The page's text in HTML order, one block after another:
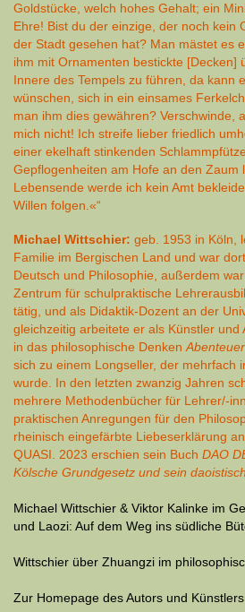
Goldstücke, welch hohes Gehalt; ein
Ehre! Bist du der einzige, der noch kein
der Stadt gesehen hat? Man mästet es
ihm mit Ornamenten bestickte [Decken]
Innere des Tempels zu führen, da kann
wünschen, sich in ein einsames
man ihm dies gewähren? Verschwinde,
mich nicht! Ich streife lieber friedlich
einer ekelhaft stinkenden
Gepflogenheiten am Hofe an den Zaum
Lebensende werde ich kein Amt
Willen folgen.«“
Michael Wittschier: geb. 1953 in Köln,
Familie im Bergischen Land und war
Deutsch und Philosophie, außerdem
Zentrum für schulpraktische
tätig, und als Didaktik-Dozent an der
gleichzeitig arbeitete er als Künstler und
in das philosophische Denken
sich zu einem Longseller, der mehrfach
wurde. In den letzten zwanzig Jahren
mehrere Methodenbücher für Lehrer/-
praktischen Anregungen für den
rheinisch eingefärbte Liebeserklärung
QUASI. 2023 erschien sein Buch DAO
Kölsche Grundgesetz und sein
Michael Wittschier & Viktor Kalinke im
und Laozi: Auf dem Weg ins südliche
Wittschier über Zhuangzi im
Zur Homepage des Autors und Künstlers